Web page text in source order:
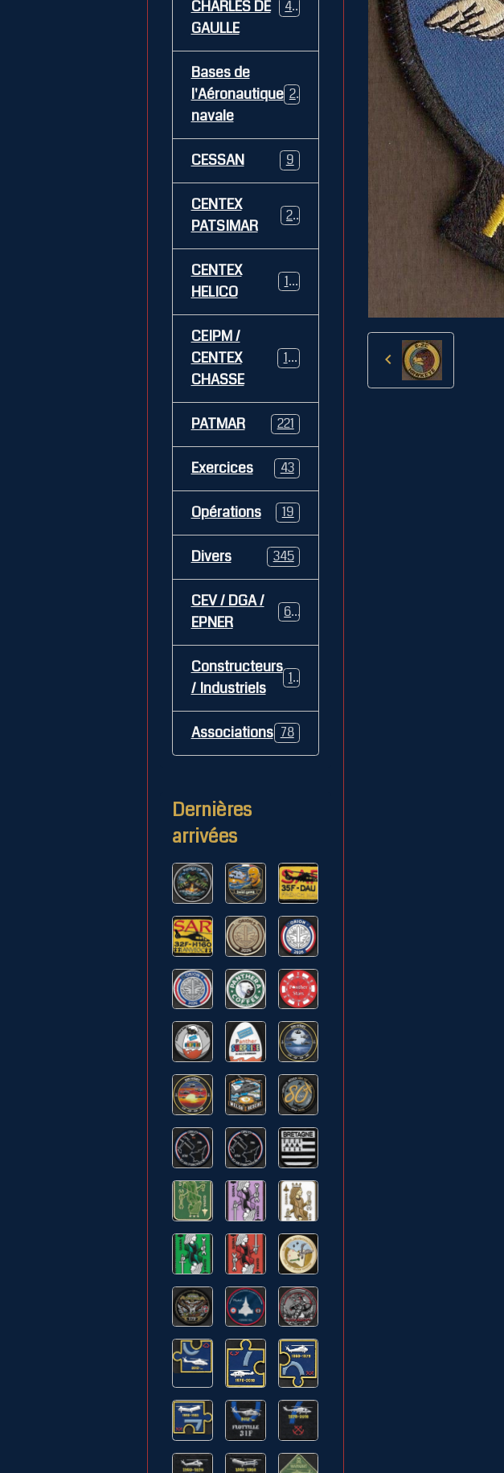
CHARLES DE
GAULLE
469
Bases de
l'Aéronautique
navale
269
CESSAN 9
CENTEX
PATSIMAR
21
CENTEX
HELICO
14
CEIPM /
CENTEX
CHASSE
108
PATMAR 221
Exercices 43
Opérations 19
Divers 345
CEV / DGA /
EPNER
62
Constructeurs
/ Industriels
127
Associations 78
Dernières
arrivées